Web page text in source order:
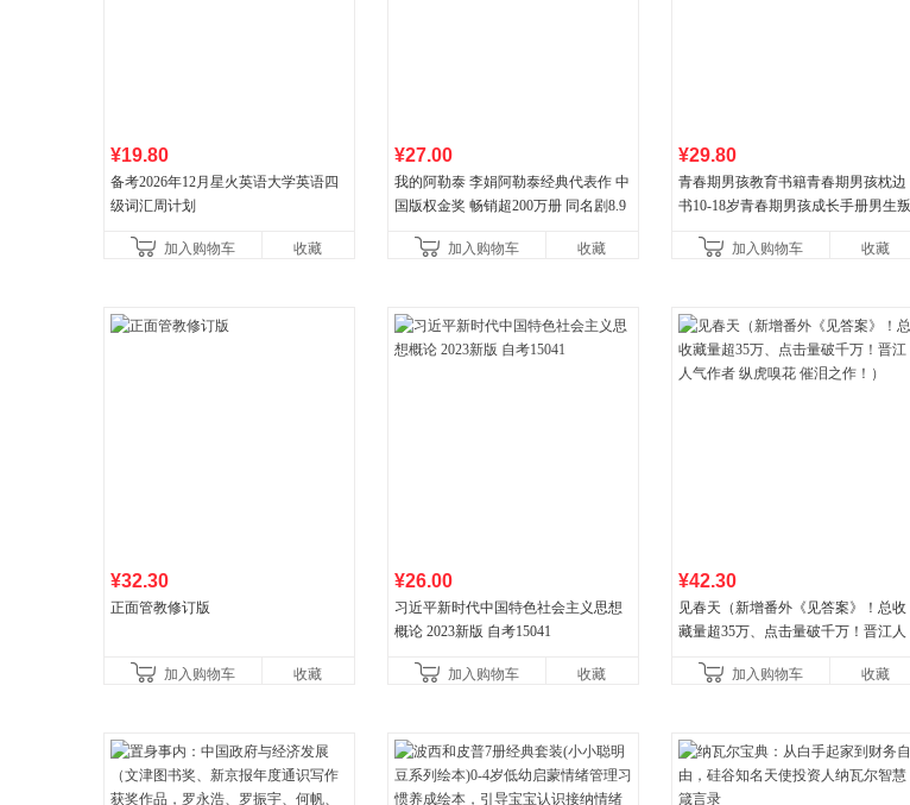
¥19.80
备考2026年12月星火英语大学英语四
级词汇周计划
加入购物车 收藏
¥27.00
我的阿勒泰 李娟阿勒泰经典代表作 中
国版权金奖 畅销超200万册 同名剧8.9
加入购物车
收藏
¥29.80
青春期男孩教育书籍青春期男孩枕边
书10-18岁青春期男孩成长手册男生叛
育书
加入购物车 收藏
¥32.30
正面管教修订版
加入购物车 收藏
¥26.00
习近平新时代中国特色社会主义思想
概论 2023新版 自考15041
加入购物车 收藏
¥42.30
见春天（新增番外《见答案》！总收
藏量超35万、点击量破千万！晋江人
加入购物车
收藏